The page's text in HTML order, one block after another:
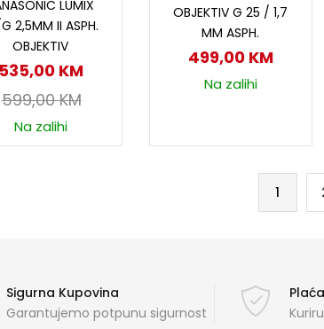
LUMIX
2,5MM II ASPH.
OBJEKTIV
KM
599,00KM
Na zalihi
OBJEKTIV G 25 / 1,7
MM ASPH.
499,00 KM
Na zalihi
1
Sigurna Kupovina
Garantujemo potpunu sigurnost